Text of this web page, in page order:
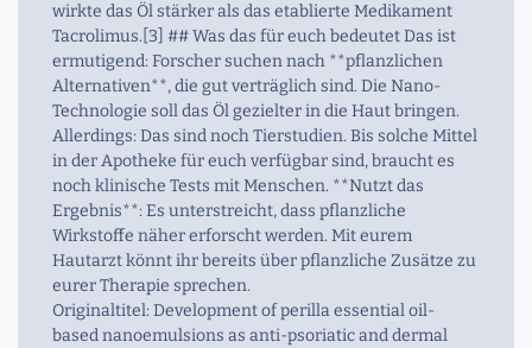
wirkte das Öl stärker als das etablierte Medikament
Tacrolimus.[3] ## Was das für euch bedeutet Das ist
ermutigend: Forscher suchen nach **pflanzlichen
Alternativen**, die gut verträglich sind. Die Nano-
Technologie soll das Öl gezielter in die Haut bringen.
Allerdings: Das sind noch Tierstudien. Bis solche Mittel
in der Apotheke für euch verfügbar sind, braucht es
noch klinische Tests mit Menschen. **Nutzt das
Ergebnis**: Es unterstreicht, dass pflanzliche
Wirkstoffe näher erforscht werden. Mit eurem
Hautarzt könnt ihr bereits über pflanzliche Zusätze zu
eurer Therapie sprechen.
Originaltitel: Development of perilla essential oil-
based nanoemulsions as anti-psoriatic and dermal